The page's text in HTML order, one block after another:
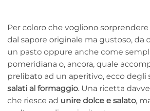
Per coloro che vogliono
dal sapore originale ma gustoso, da
un pasto oppure anche come
pomeridiana o, ancora, quale
prelibato ad un aperitivo, ecco degli
salati al formaggio. Una ricetta
che riesce ad unire dolce e salato,